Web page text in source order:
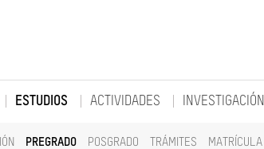
ESTUDIOS
PREGRADO POSGRADO TRÁMITES MATRÍCULA
ACTIVIDADES INVESTIGACIÓN